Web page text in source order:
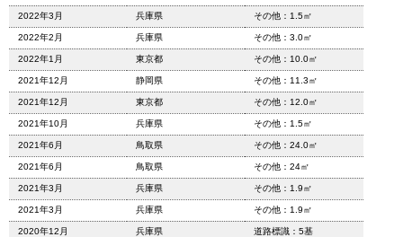
2022年3月 兵庫県 その他：1.5㎡
2022年2月 兵庫県 その他：3.0㎡
2022年1月 東京都 その他：10.0㎡
2021年12月 静岡県 その他：11.3㎡
2021年12月 東京都 その他：12.0㎡
2021年10月 兵庫県 その他：1.5㎡
2021年6月 鳥取県 その他：24.0㎡
2021年6月 鳥取県 その他：24㎡
2021年3月 兵庫県 その他：1.9㎡
2021年3月 兵庫県 その他：1.9㎡
2020年12月 兵庫県 道路標識：5基